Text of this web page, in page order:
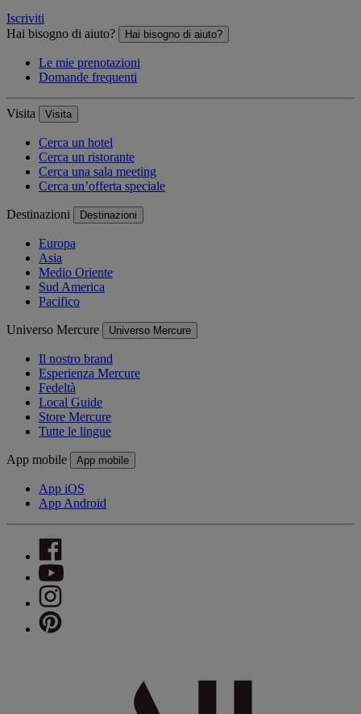
Iscriviti
Hai bisogno di aiuto?
Hai bisogno di aiuto?
Le mie prenotazioni
Domande frequenti
Visita Visita
Cerca un hotel
Cerca un ristorante
Cerca una sala meeting
Cerca un’offerta speciale
Destinazioni Destinazioni
Europa
Asia
Medio Oriente
Sud America
Pacifico
Universo Mercure Universo Mercure
Il nostro brand
Esperienza Mercure
Fedeltà
Local Guide
Store Mercure
Tutte le lingue
App mobile App mobile
App iOS
App Android